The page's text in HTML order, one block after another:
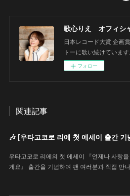
歌心りえ オフィシ
日本レコード大賞 企画
トーに歌い続けています
フォロー
関連記事
우타고코로 리에의 첫 에세이 『언제나 사랑
게요』 출간을 기념하여 팬 여러분과 직접 만